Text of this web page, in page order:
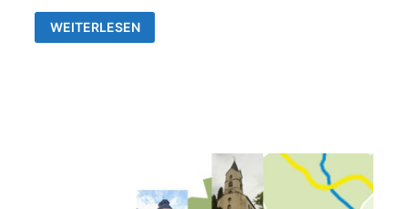
ANMELDUNG
VORKONFIRMANDEN
WEITERLESEN